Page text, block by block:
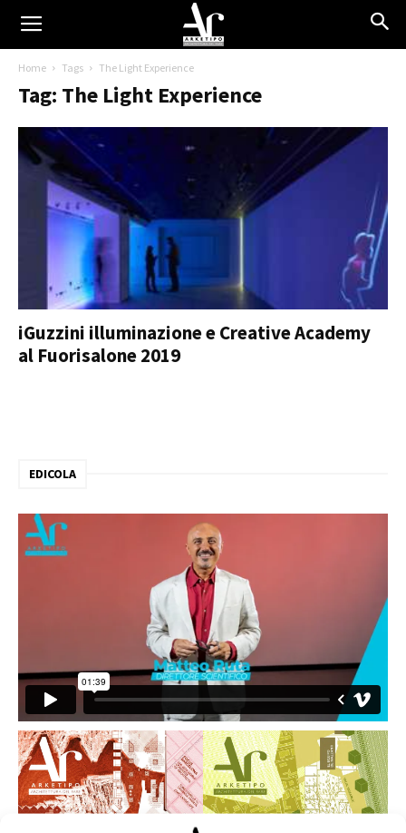
Home Tags The Light Experience
Tag: The Light Experience
iGuzzini illuminazione e Creative Academy
al Fuorisalone 2019
EDICOLA